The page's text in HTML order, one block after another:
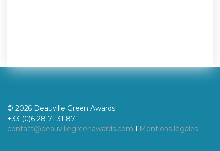
© 2026 Deauville Green Awards.
+33 (0)6 28 71 31 87
contact@deauvillegreenawards.com I Mentions légales